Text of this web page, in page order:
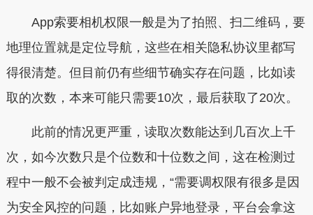
App索要相机权限一般是为了拍照、扫二维码，要
地理位置就是定位导航，这些在相关隐私协议里都写
得很清楚。但目前仍有些细节确实存在问题，比如读
取的次数，本来可能只需要10次，最后获取了20次。
此前的情况更严重，读取次数能达到几百次上千
次，如今次数只是个位数和十位数之间，这在检测过
程中一般不会被判定成违规，“需要调权限有很多是因
为安全风控的问题，比如账户异地登录，平台会拿这